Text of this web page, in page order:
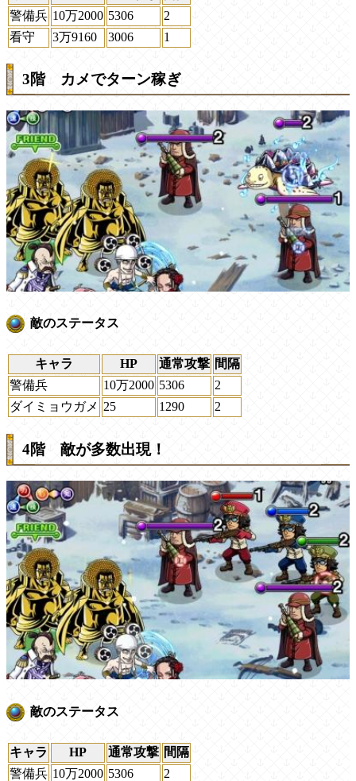
警備兵 10万2000 5306
2
看守
3万9160 3006 1
3階 カメでターン稼ぎ
敵のステータス
キャラ HP 通常攻撃 間隔
警備兵
10万2000 5306
2
ダイミョウガメ 25 1290 2
4階 敵が多数出現！
敵のステータス
キャラ HP 通常攻撃 間隔
警備兵 10万2000 5306
2